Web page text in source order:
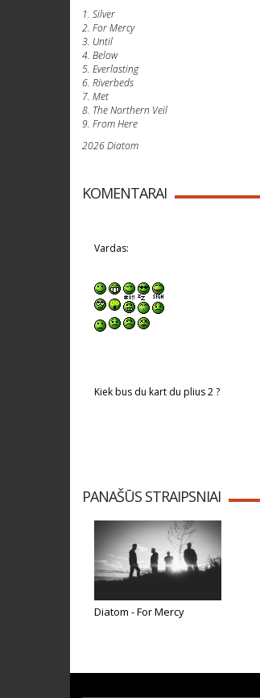
1. Silver
2. For Mercy
3. Until
4. Below
5. Everlasting
6. Riverbeds
7. Met
8. The Northern Veil
9. From Here
2026 Diatom
KOMENTARAI
Vardas:
Kiek bus du kart du plius 2 ?
PANAŠŪS STRAIPSNIAI
Diatom - For Mercy